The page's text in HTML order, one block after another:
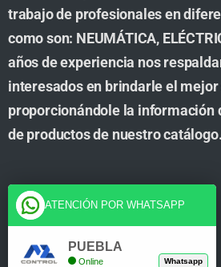
trabajo de profesionales en
como son: NEUMÁTICA,
años de experiencia nos
interesados en brindarle el
proporcionándole la información
de productos de nuestro catálogo.
Cuenta
Tienda
ATENCIÓN POR WHATSAPP
PUEBLA
Online Whatsapp